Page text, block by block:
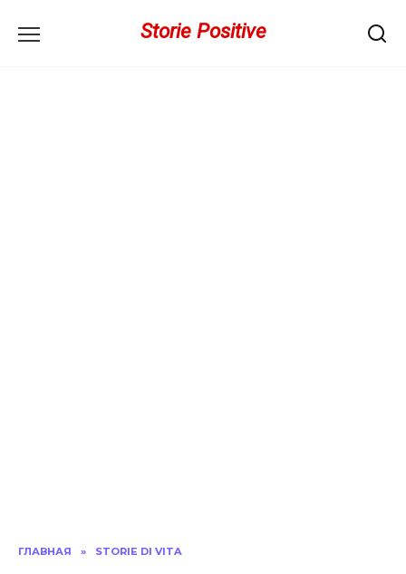
Storie Positive
ГЛАВНАЯ » STORIE DI VITA